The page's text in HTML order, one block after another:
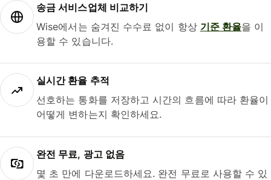
송금 서비스업체 비교하기
Wise에서는 숨겨진 수수료 없이 항상 기준 환율을 이
용할 수 있습니다.
실시간 환율 추적
선호하는 통화를 저장하고 시간의 흐름에 따라 환율이
어떻게 변하는지 확인하세요.
완전 무료, 광고 없음
몇 초 만에 다운로드하세요. 완전 무료로 사용할 수 있